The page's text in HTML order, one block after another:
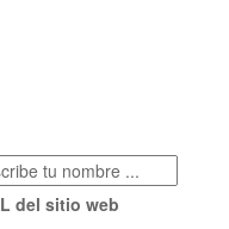
del sitio web